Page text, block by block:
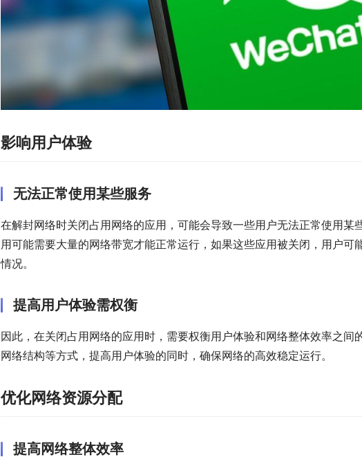
影响用户体验
无法正常使用某些服务
在解封网络时关闭占用网络的应用，可能会导致一些用户无法正常使用某
用可能需要大量的网络带宽才能正常运行，如果这些应用被关闭，用户可
情况。
提高用户体验需权衡
因此，在关闭占用网络的应用时，需要权衡用户体验和网络整体效率之间
网络结构等方式，提高用户体验的同时，确保网络的高效稳定运行。
优化网络资源分配
提高网络整体效率